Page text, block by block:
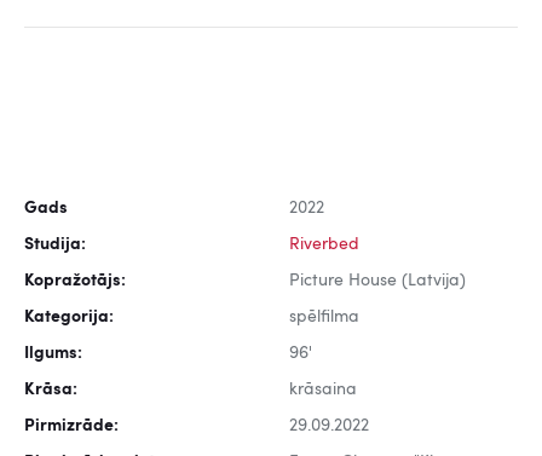
Gads 2022
Studija: Riverbed
Kopražotājs: Picture House (Latvija)
Kategorija: spēlfilma
Ilgums: 96'
Krāsa: krāsaina
Pirmizrāde: 29.09.2022